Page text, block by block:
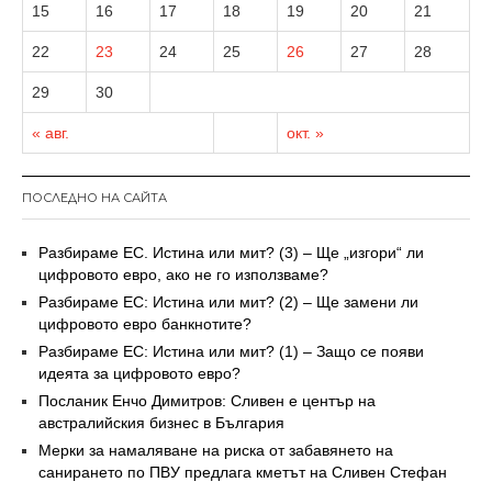
« авг. окт. »
15 16 17 18 19 20 21
22 23 24 25 26 27 28
29 30
ПОСЛЕДНО НА САЙТА
Разбираме ЕС. Истина или мит? (3) – Ще „изгори“ ли
цифровото евро, ако не го използваме?
Разбираме ЕС: Истина или мит? (2) – Ще замени ли
цифровото евро банкнотите?
Разбираме ЕС: Истина или мит? (1) – Защо се появи
идеята за цифровото евро?
Посланик Енчо Димитров: Сливен е център на
австралийския бизнес в България
Мерки за намаляване на риска от забавянето на
санирането по ПВУ предлага кметът на Сливен Стефан